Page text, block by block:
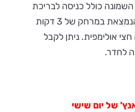
השמונה כולל כניסה לבריכת
השחייה של נווה אילן, הנמצאת במרחק של 3 דקות
אולימפית. ניתן לקבל
לחדר.
של יום שישי